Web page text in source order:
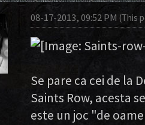
08-17-2013, 09:52 PM(This
Se pare ca cei de la
Saints Row, acesta
este un joc "de